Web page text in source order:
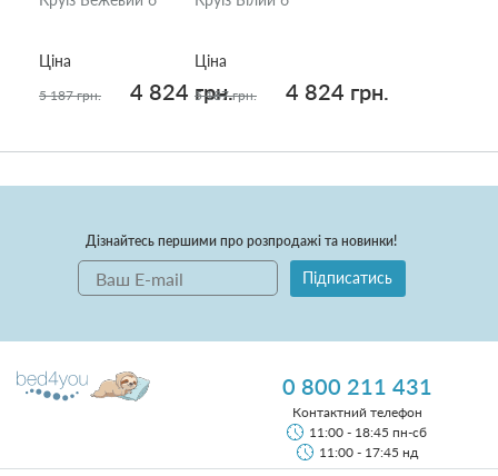
Ціна
5 187 грн. 4 824 грн.
Ціна
5 187 грн. 4 824 грн.
Дізнайтесь першими про розпродажі та новинки!
Підписатись
0 800 211 431
Контактний телефон
11:00 - 18:45 пн-сб
11:00 - 17:45 нд